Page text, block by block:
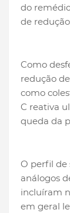
do
de
Como
redução
como
C reativa
queda da
O perfil de
análogos
incluíram
em geral